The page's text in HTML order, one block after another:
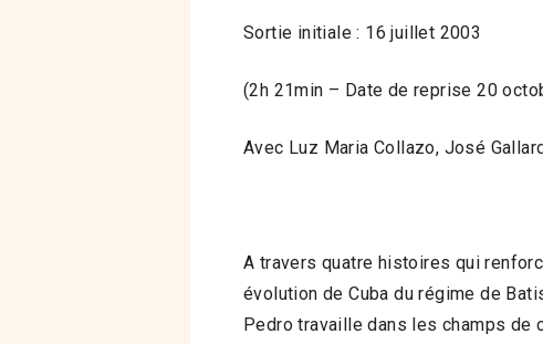
Sortie initiale : 16 juillet 2003
(2h 21min – Date de reprise 20
Avec Luz Maria Collazo, José
A travers quatre histoires qui
évolution de Cuba du régime de
Pedro travaille dans les champs de